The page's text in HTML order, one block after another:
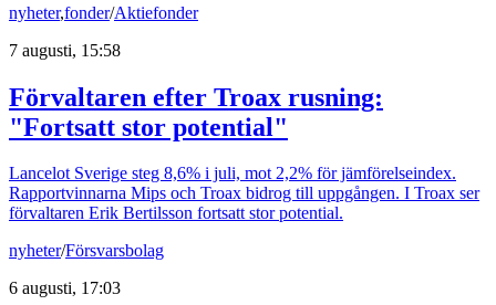
nyheter,fonder/Aktiefonder
7 augusti, 15:58
Förvaltaren efter Troax rusning:
"Fortsatt stor potential"
Lancelot Sverige steg 8,6% i juli, mot 2,2% för jämförelseindex.
Rapportvinnarna Mips och Troax bidrog till uppgången. I Troax ser
förvaltaren Erik Bertilsson fortsatt stor potential.
nyheter/Försvarsbolag
6 augusti, 17:03